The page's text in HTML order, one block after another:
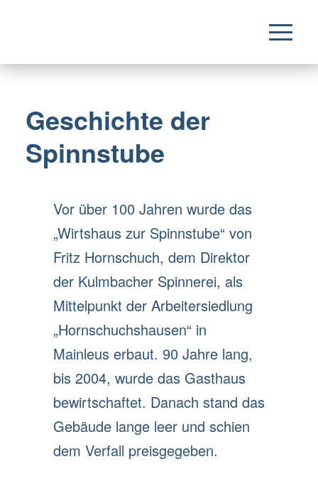
Geschichte der
Spinnstube
Vor über 100 Jahren wurde das
„Wirtshaus zur Spinnstube“ von
Fritz Hornschuch, dem Direktor
der Kulmbacher Spinnerei, als
Mittelpunkt der Arbeitersiedlung
„Hornschuchshausen“ in
Mainleus erbaut. 90 Jahre lang,
bis 2004, wurde das Gasthaus
bewirtschaftet. Danach stand das
Gebäude lange leer und schien
dem Verfall preisgegeben.